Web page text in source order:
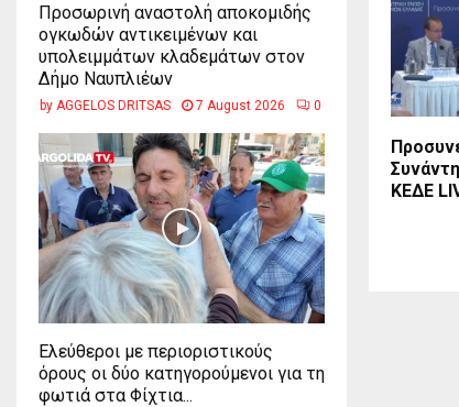
ΚΕΔΕ
Προσωρινή αναστολή αποκομιδής
ογκωδών αντικειμένων και
υπολειμμάτων κλαδεμάτων στον
Δήμο Ναυπλιέων
by AGGELOS DRITSAS 7 August 2026 0
Ελεύθεροι με περιοριστικούς
όρους οι δύο κατηγορούμενοι για τη
φωτιά στα Φίχτια...